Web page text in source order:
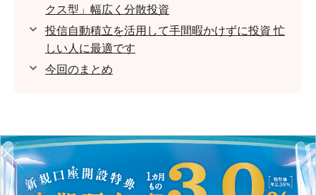
クス型」幅広く分散投資
投信自動積立を活用して手間暇かけずに投資 忙
しい人に最適です
今回のまとめ